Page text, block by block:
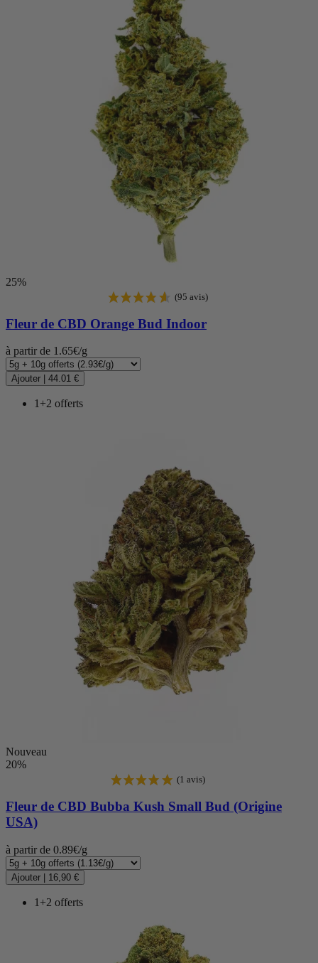
25%
Fleur de CBD Orange Bud Indoor
à partir de 1.65€/g
Ajouter 44.01 €
1+2 offerts
Nouveau
20%
Fleur de CBD Bubba Kush Small Bud (Origine
USA)
à partir de 0.89€/g
Ajouter | 16,90 €
1+2 offerts